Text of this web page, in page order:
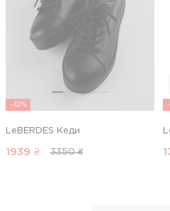
-42%
LeBERDES Кеди
1939 ₴ 3350 ₴
-